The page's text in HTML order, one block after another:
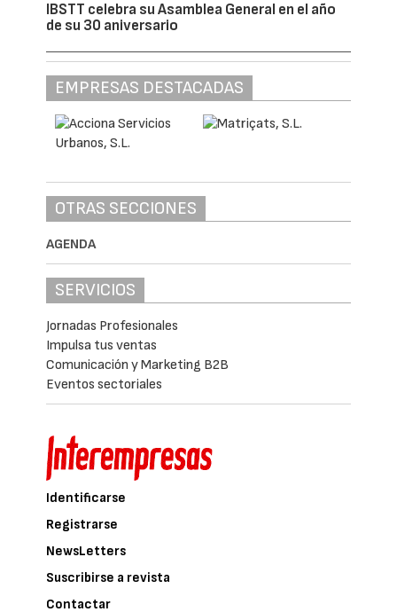
IBSTT celebra su Asamblea General en el año
de su 30 aniversario
EMPRESAS DESTACADAS
OTRAS SECCIONES
AGENDA
SERVICIOS
Jornadas Profesionales
Impulsa tus ventas
Comunicación y Marketing B2B
Eventos sectoriales
Identificarse
Registrarse
NewsLetters
Suscribirse a revista
Contactar